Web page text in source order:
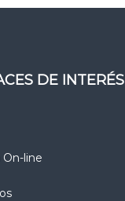
DE INTERÉS
On-line